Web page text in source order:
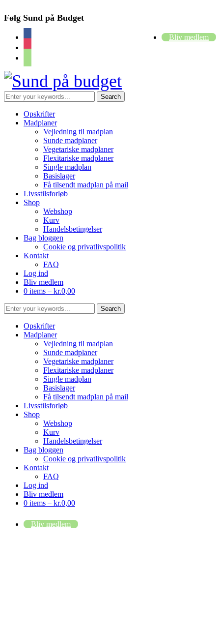
Følg Sund på Budget
Bliv medlem
Opskrifter
Madplaner
Vejledning til madplan
Sunde madplaner
Vegetariske madplaner
Flexitariske madplaner
Single madplan
Basislager
Få tilsendt madplan på mail
Livsstilsforløb
Shop
Webshop
Kurv
Handelsbetingelser
Bag bloggen
Cookie og privatlivspolitik
Kontakt
FAQ
Log ind
Bliv medlem
0 items – kr.0,00
Opskrifter
Madplaner
Vejledning til madplan
Sunde madplaner
Vegetariske madplaner
Flexitariske madplaner
Single madplan
Basislager
Få tilsendt madplan på mail
Livsstilsforløb
Shop
Webshop
Kurv
Handelsbetingelser
Bag bloggen
Cookie og privatlivspolitik
Kontakt
FAQ
Log ind
Bliv medlem
0 items – kr.0,00
Bliv medlem